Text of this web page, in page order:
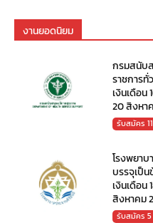
งานยอดนิยม
กรมสนับ
ราชการทั่
เงินเดือน
20 สิงหา
รับสมัคร
โรงพยา
บรรจุเป็
เงินเดือน
สิงหาคม
รับสมัคร 5